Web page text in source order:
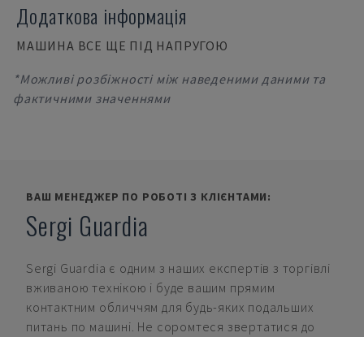
Додаткова інформація
МАШИНА ВСЕ ЩЕ ПІД НАПРУГОЮ
*Можливі розбіжності між наведеними даними та
фактичними значеннями
ВАШ МЕНЕДЖЕР ПО РОБОТІ З КЛІЄНТАМИ:
Sergi Guardia
Sergi Guardia є одним з наших експертів з торгівлі
вживаною технікою і буде вашим прямим
контактним обличчям для будь-яких подальших
питань по машині. Не соромтеся звертатися до